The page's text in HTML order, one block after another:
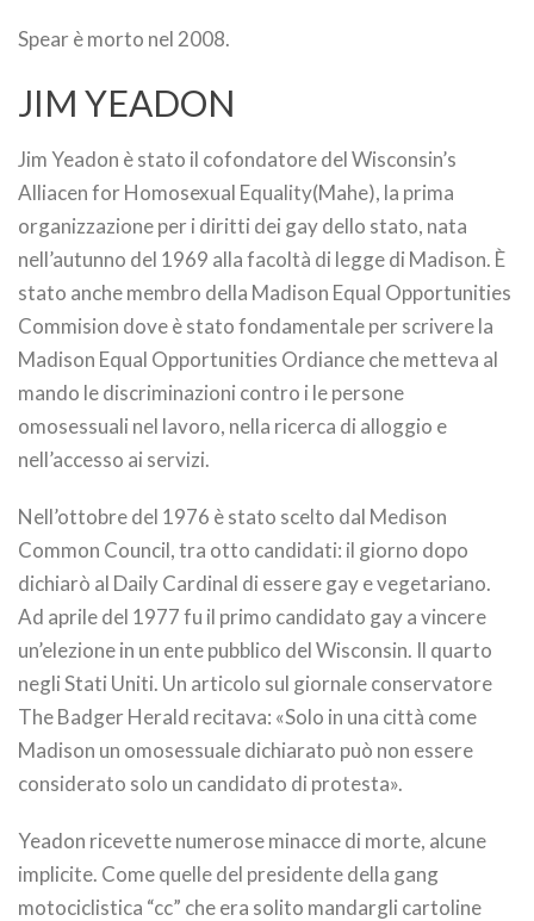
Spear è morto nel 2008.
JIM YEADON
Jim Yeadon è stato il cofondatore del Wisconsin’s
Alliacen for Homosexual Equality(Mahe), la prima
organizzazione per i diritti dei gay dello stato, nata
nell’autunno del 1969 alla facoltà di legge di Madison. È
stato anche membro della Madison Equal Opportunities
Commision dove è stato fondamentale per scrivere la
Madison Equal Opportunities Ordiance che metteva al
mando le discriminazioni contro i le persone
omosessuali nel lavoro, nella ricerca di alloggio e
nell’accesso ai servizi.
Nell’ottobre del 1976 è stato scelto dal Medison
Common Council, tra otto candidati: il giorno dopo
dichiarò al Daily Cardinal di essere gay e vegetariano.
Ad aprile del 1977 fu il primo candidato gay a vincere
un’elezione in un ente pubblico del Wisconsin. Il quarto
negli Stati Uniti. Un articolo sul giornale conservatore
The Badger Herald recitava: «Solo in una città come
Madison un omosessuale dichiarato può non essere
considerato solo un candidato di protesta».
Yeadon ricevette numerose minacce di morte, alcune
implicite. Come quelle del presidente della gang
motociclistica “cc” che era solito mandargli cartoline